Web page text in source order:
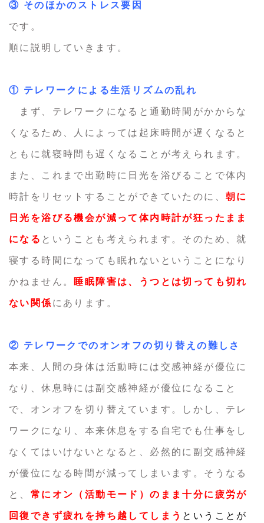
③ そのほかのストレス要因
です。
順に説明していきます。
① テレワークによる生活リズムの乱れ
まず、テレワークになると通勤時間がかからな
くなるため、人によっては起床時間が遅くなると
ともに就寝時間も遅くなることが考えられます。
また、これまで出勤時に日光を浴びることで体内
時計をリセットすることができていたのに、 朝に
日光を浴びる機会が減って体内時計が狂ったまま
になる ということも考えられます。そのため、就
寝する時間になっても眠れないということになり
かねません。 睡眠障害は、うつとは切っても切れ
ない関係 にあります。
② テレワークでのオンオフの切り替えの難しさ
本来、人間の身体は活動時には交感神経が優位に
なり、休息時には副交感神経が優位になること
で、オンオフを切り替えています。しかし、テレ
ワークになり、本来休息をする自宅でも仕事をし
なくてはいけないとなると、必然的に副交感神経
が優位になる時間が減ってしまいます。そうなる
と、 常にオン（活動モード）のまま十分に疲労が
回復できず疲れを持ち越してしまう ということが